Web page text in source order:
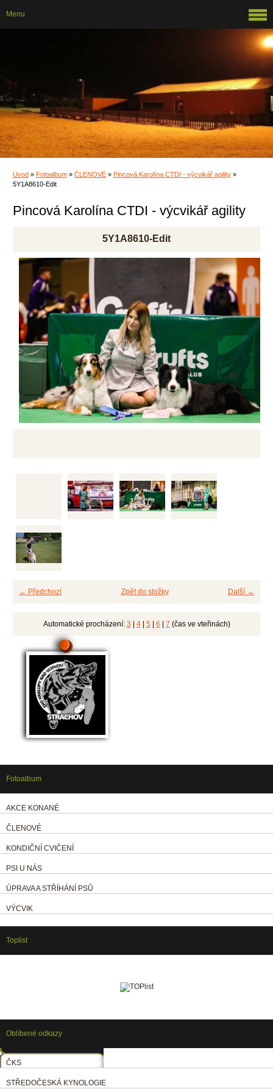
Úvod » Fotoalbum » ČLENOVÉ » Pincová Karolína CTDI - výcvikář agility »
5Y1A8610-Edit
Pincová Karolína CTDI - výcvikář agility
5Y1A8610-Edit
← Předchozí Další →
Zpět do složky
Automatické procházení: 3 4| 5| 6 7 (čas ve vteřinách)
Menu
Fotoalbum
AKCE KONANÉ
ČLENOVÉ
KONDIČNÍ CVIČENÍ
PSI U NÁS
ÚPRAVA A STŘÍHÁNÍ PSŮ
VÝCVIK
Toplist
Oblíbené odkazy
ČKS
STŘEDOČESKÁ KYNOLOGIE